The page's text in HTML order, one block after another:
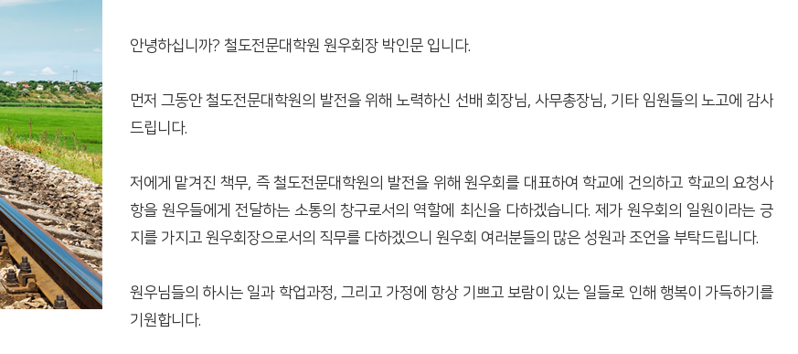
안녕하십니까? 철도전문대학원 원우회장 박인문 입니다.
먼저 그동안 철도전문대학원의 발전을 위해 노력하신 선배 회장님, 사무총장님, 기타 임원들의 노고에 감사
드립니다.
저에게 맡겨진 책무, 즉 철도전문대학원의 발전을 위해 원우회를 대표하여 학교에 건의하고 학교의 요청사
항을 원우들에게 전달하는 소통의 창구로서의 역할에 최신을 다하겠습니다. 제가 원우회의 일원이라는 긍
지를 가지고 원우회장으로서의 직무를 다하겠으니 원우회 여러분들의 많은 성원과 조언을 부탁드립니다.
원우님들의 하시는 일과 학업과정, 그리고 가정에 항상 기쁘고 보람이 있는 일들로 인해 행복이 가득하기를
기원합니다.